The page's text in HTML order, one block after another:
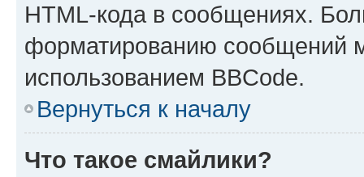
HTML-кода в сообщениях.
форматированию сообщений
использованием BBCode.
Вернуться к началу
Что такое смайлики?